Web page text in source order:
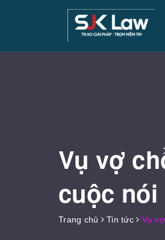
Vụ vợ
cuộc nói
Trang chủ Tin tức Vụ